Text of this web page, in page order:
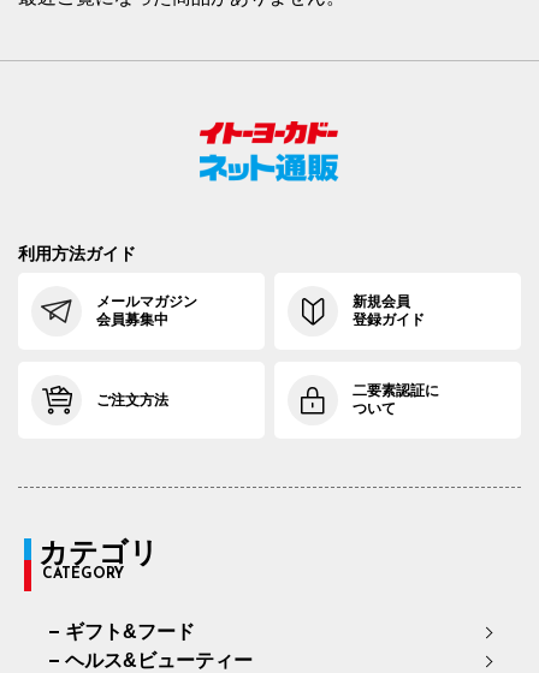
利用方法ガイド
メールマガジン
会員募集中
新規会員
登録ガイド
ご注文方法
二要素認証に
ついて
カテゴリ
CATEGORY
ギフト&フード
ヘルス&ビューティー